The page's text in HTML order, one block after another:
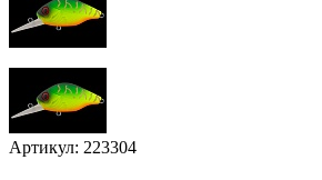
Артикул: 223304